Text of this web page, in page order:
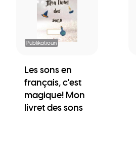
Publikatioun
Les sons en
français, c'est
magique! Mon
livret des sons